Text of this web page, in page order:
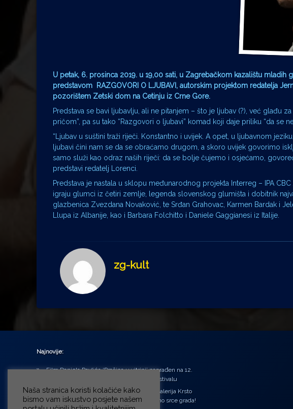
U petak, 6. prosinca 2019. u 19,00 sati, u Zagrebačkom kazalištu
predstavom RAZGOVORI O LJUBAVI, autorskim projektom redatelja
pozorištem Zetski dom na Cetinju iz Crne Gore.
Predstava se bavi ljubavlju, ali ne pitanjem – što je ljubav (?), već glađu
pričom”, pa su tako “Razgovori o ljubavi” komad koji daje priliku “da se
“Ljubav u suštini traži riječi. Konstantno i uvijek. A opet, u ljubavnom
ljubavi čini nam se da se obraćamo drugom, a skoro uvijek govorimo
samo služi kao odraz naših riječi: da se bolje čujemo i osjećamo,
predstavi redatelj Lorenci.
Predstava je nastala u sklopu međunarodnog projekta Interreg – IPA
igraju glumci iz četiri zemlje, legenda slovenskog glumišta i dobitnik
glazbenica Zvezdana Novaković, te Srđan Grahovac, Karmen Bardak i
Llupa iz Albanije, kao i Barbara Folchitto i Daniele Gaggianesi iz Italije.
zg-kult
Najnovije:
Film Daniela Pavlića ‘Prašina u vitrini’ nagrađen na 12.
Green Montenegro International Film Festivalu
U središtu Petrinje otvorena obnovljena Galerija Krsto
Hegedušić: Kultura vraćena kući, u samo srce grada!
Naša stranica koristi kolačiće kako
bismo vam iskustvo posjete našem